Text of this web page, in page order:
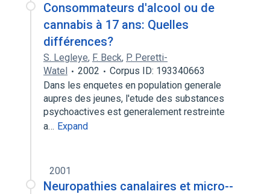
Consommateurs d'alcool ou de
cannabis à 17 ans: Quelles
différences?
S. Legleye, F. Beck, P. Peretti-
Watel
2002
Corpus ID: 193340663
Dans les enquetes en population generale
aupres des jeunes, l'etude des substances
psychoactives est generalement restreinte
a… Expand
2001
Neuropathies canalaires et micro--